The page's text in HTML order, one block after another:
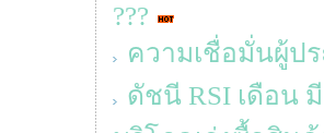
???
ความเชื่อมั่นผู้ป
ดัชนี RSI เดือน